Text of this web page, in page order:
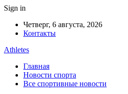
Sign in
Четверг, 6 августа, 2026
Контакты
Athletes
Главная
Новости спорта
Все спортивные новости